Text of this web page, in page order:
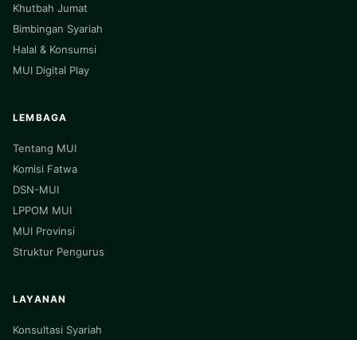
Khutbah Jumat
Bimbingan Syariah
Halal & Konsumsi
MUI Digital Play
LEMBAGA
Tentang MUI
Komisi Fatwa
DSN-MUI
LPPOM MUI
MUI Provinsi
Struktur Pengurus
LAYANAN
Konsultasi Syariah